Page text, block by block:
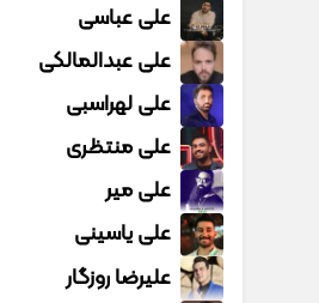
علی عباسی
علی عبدالمالکی
علی لهراسبی
علی منتظری
علی میر
علی یاسینی
علیرضا روزگار